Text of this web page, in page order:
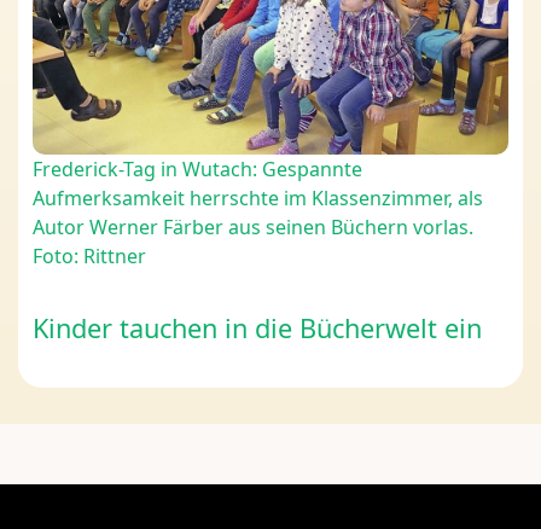
Frederick-Tag in Wutach: Gespannte
Aufmerksamkeit herrschte im Klassenzimmer, als
Autor Werner Färber aus seinen Büchern vorlas.
Foto: Rittner
Kinder tauchen in die Bücherwelt ein